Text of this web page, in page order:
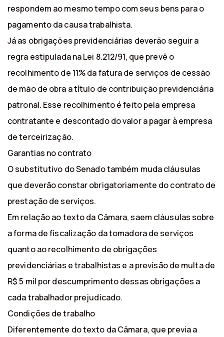
respondem ao mesmo tempo com seus bens para o
pagamento da causa trabalhista.
Já as obrigações previdenciárias deverão seguir a
regra estipulada na Lei 8.212/91, que prevê o
recolhimento de 11% da fatura de serviços de cessão
de mão de obra a título de contribuição previdenciária
patronal. Esse recolhimento é feito pela empresa
contratante e descontado do valor a pagar à empresa
de terceirização.
Garantias no contrato
O substitutivo do Senado também muda cláusulas
que deverão constar obrigatoriamente do contrato de
prestação de serviços.
Em relação ao texto da Câmara, saem cláusulas sobre
a forma de fiscalização da tomadora de serviços
quanto ao recolhimento de obrigações
previdenciárias e trabalhistas e a previsão de multa de
R$ 5 mil por descumprimento dessas obrigações a
cada trabalhador prejudicado.
Condições de trabalho
Diferentemente do texto da Câmara, que previa a